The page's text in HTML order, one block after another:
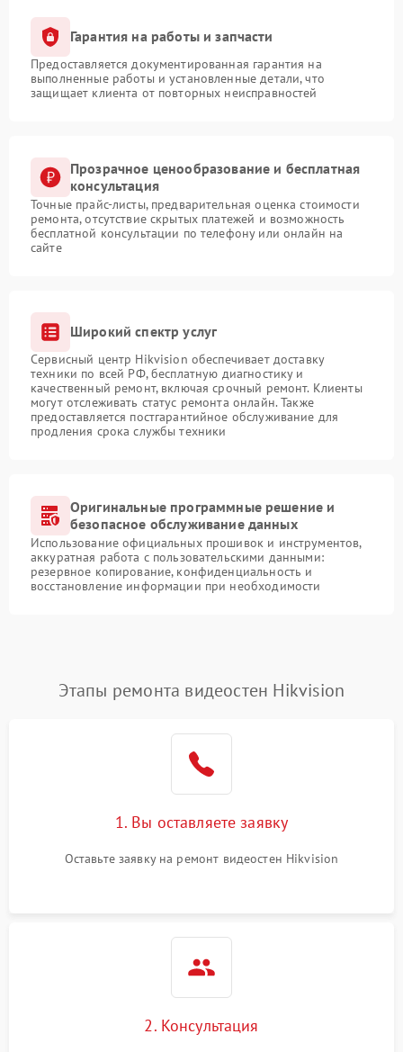
Гарантия на работы и запчасти
Предоставляется документированная гарантия на
выполненные работы и установленные детали, что
защищает клиента от повторных неисправностей
Прозрачное ценообразование и бесплатная
консультация
Точные прайс-листы, предварительная оценка стоимости
ремонта, отсутствие скрытых платежей и возможность
бесплатной консультации по телефону или онлайн на
сайте
Широкий спектр услуг
Сервисный центр Hikvision обеспечивает доставку
техники по всей РФ, бесплатную диагностику и
качественный ремонт, включая срочный ремонт. Клиенты
могут отслеживать статус ремонта онлайн. Также
предоставляется постгарантийное обслуживание для
продления срока службы техники
Оригинальные программные решение и
безопасное обслуживание данных
Использование официальных прошивок и инструментов,
аккуратная работа с пользовательскими данными:
резервное копирование, конфиденциальность и
восстановление информации при необходимости
Этапы ремонта видеостен Hikvision
1. Вы оставляете заявку
Оставьте заявку на ремонт видеостен Hikvision
2. Консультация